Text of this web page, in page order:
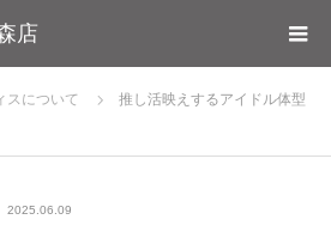
店
スについて
推し活映えするアイドル体型
2025.06.09